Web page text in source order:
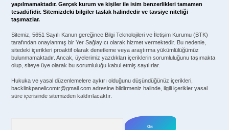
yapılmamaktadır. Gerçek kurum ve kişiler ile isim benzerlikleri tamamen
tesadüfidir. Sitemizdeki bilgiler taslak halindedir ve tavsiye niteliği
taşımazlar.
Sitemiz, 5651 Sayılı Kanun gereğince Bilgi Teknolojileri ve İletişim Kurumu (BTK)
tarafından onaylanmış bir Yer Sağlayıcı olarak hizmet vermektedir. Bu nedenle,
sitedeki içerikleri proaktif olarak denetleme veya araştırma yükümlülüğümüz
bulunmamaktadır. Ancak, üyelerimiz yazdıkları içeriklerin sorumluluğunu taşımakta
olup, siteye üye olarak bu sorumluluğu kabul etmiş sayılırlar.
Hukuka ve yasal düzenlemelere aykırı olduğunu düşündüğünüz içerikleri,
backlinkpanelicomtr@gmail.com adresine bildirmeniz halinde, ilgili içerikler yasal
süre içerisinde sitemizden kaldırılacaktır.